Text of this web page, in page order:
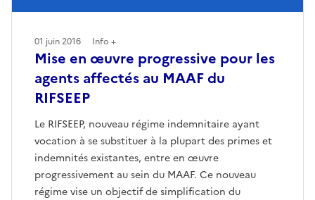
Mise en œuvre progressive pour les
agents affectés au MAAF du
RIFSEEP
Le RIFSEEP, nouveau régime indemnitaire ayant
vocation à se substituer à la plupart des primes et
indemnités existantes, entre en œuvre
progressivement au sein du MAAF. Ce nouveau
régime vise un objectif de simplification du
01 juin 2016 Info +